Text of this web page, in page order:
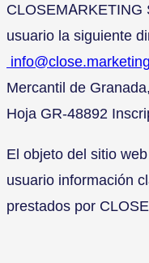
CLOSEMARKETING
usuario la siguiente
info@close.marketing
Mercantil de
Hoja GR-48892
El objeto del sitio
usuario información
prestados por